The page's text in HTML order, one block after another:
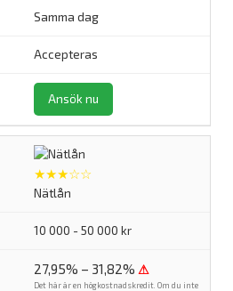
Samma dag
Accepteras
Ansök nu
★★★☆☆
Nätlån
10 000 - 50 000 kr
27,95% – 31,82% ⚠
Det här är en högkostnadskredit. Om du inte